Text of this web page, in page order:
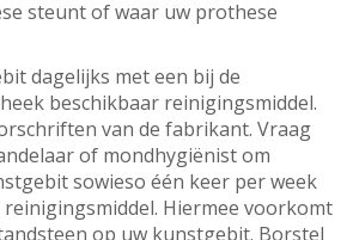
steunt of waar uw prothese
dagelijks met een bij de
beschikbaar reinigingsmiddel.
van de fabrikant. Vraag
of mondhygiënist om
sowieso één keer per week
Hiermee voorkomt
op uw kunstgebit. Borstel